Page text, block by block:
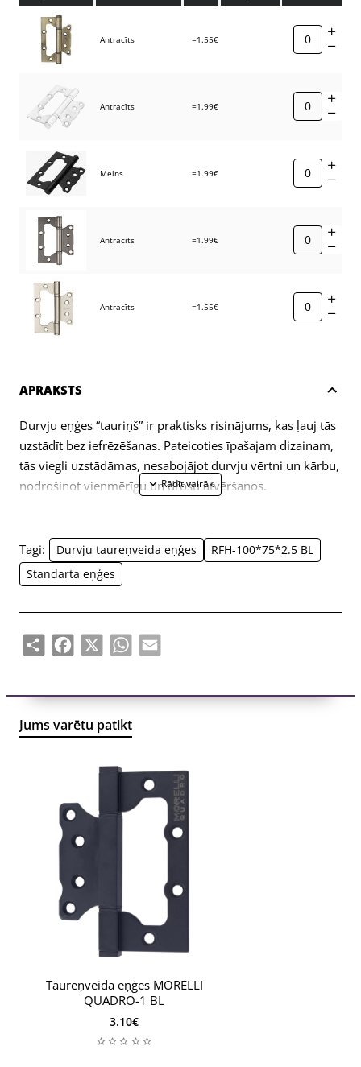
Antracīts =1.55€
Antracīts =1.99€
Melns =1.99€
Antracīts =1.99€
Antracīts =1.55€
APRAKSTS
Durvju eņģes “tauriņš” ir praktisks risinājums, kas ļauj tās
uzstādīt bez iefrēzēšanas. Pateicoties īpašajam dizainam,
tās viegli uzstādāmas, nesabojājot durvju vērtni un kārbu,
nodrošinot vienmērīgu un drošu atvēršanos.
Piemērotas dažāda biezuma starpistabu durvīm
Kompakts un elegants izskats
Izturīgi materiāli
Pielietojums:
Ideāli piemērotas starpistabu durvīm dzīvokļos, mājās un
Tagi: Durvju taureņveida eņģes
RFH-100*75*2.5 BL
Standarta eņģes
ShareFacebook
X WhatsApp
Email
Jums varētu patikt
Taureņveida eņģes MORELLI
QUADRO-1 BL
3.10€